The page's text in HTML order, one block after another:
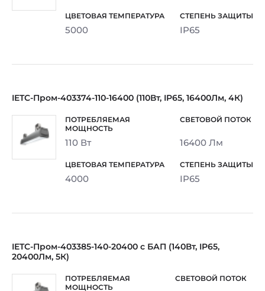
5000 IP65
IETC-Пром-403374-110-16400 (110Вт, IP65, 16400Лм, 4К)
110 Вт 16400 Лм
4000 IP65
IETC-Пром-403385-140-20400 с БАП (140Вт, IP65,
20400Лм, 5К)